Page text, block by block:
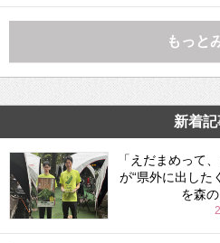
もっと
新着
「えだまめって
が“県外に出した
を森